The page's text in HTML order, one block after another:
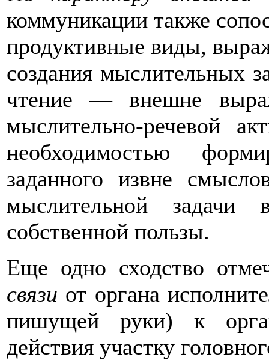
коммуникации также
продуктивные виды,
создания мыслительных
чтение — внешне
мыслительно-речевой
необходимостью
заданного извне
мыслительной задачи
собственной пользы.
Еще одно сходство
связи от органа
пишущей руки) к
действия участку